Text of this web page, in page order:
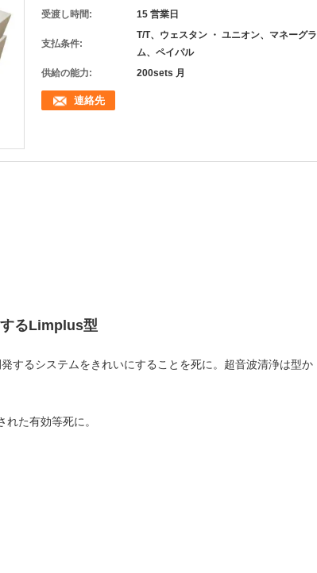
受渡し時間:
15 営業日
支払条件:
T/T、ウェスタン ・ ユニオン、マネーグラ
ム、ペイパル
供給の能力:
200sets 月
連絡先
るLimplus型
するシステムをきれいにすることを死に。超音波清浄は型か
た有効等死に。